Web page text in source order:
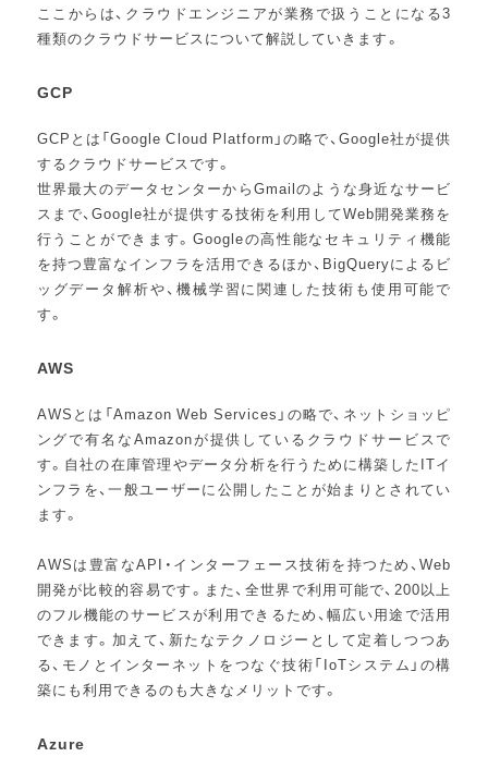
ここからは、クラウドエンジニアが業務で扱うことになる3
種類のクラウドサービスについて解説していきます。
GCP
GCPとは「Google Cloud Platform」の略で、Google社が提供
するクラウドサービスです。
世界最大のデータセンターからGmailのような身近なサービ
スまで、Google社が提供する技術を利用してWeb開発業務を
行うことができます。Googleの高性能なセキュリティ機能
を持つ豊富なインフラを活用できるほか、BigQueryによるビ
ッグデータ解析や、機械学習に関連した技術も使用可能で
す。
AWS
AWSとは「Amazon Web Services」の略で、ネットショッピ
ングで有名なAmazonが提供しているクラウドサービスで
す。自社の在庫管理やデータ分析を行うために構築したITイ
ンフラを、一般ユーザーに公開したことが始まりとされてい
ます。
AWSは豊富なAPI・インターフェース技術を持つため、Web
開発が比較的容易です。また、全世界で利用可能で、200以上
のフル機能のサービスが利用できるため、幅広い用途で活用
できます。加えて、新たなテクノロジーとして定着しつつあ
る、モノとインターネットをつなぐ技術「IoTシステム」の構
築にも利用できるのも大きなメリットです。
Azure